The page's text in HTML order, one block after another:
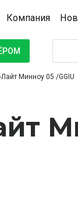
Компания
Минноу 05 /GGIU